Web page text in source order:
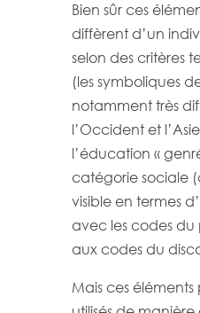
Bien sûr ces
diffèrent d’un
selon des critères
(les symboliques
notamment très
l’Occident et
l’éducation «
catégorie sociale
visible en termes
avec les codes du
aux codes du
Mais ces